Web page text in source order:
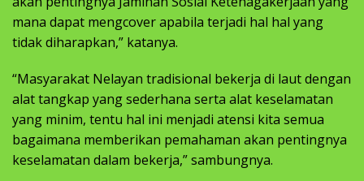
mana dapat mengcover apabila terjadi hal hal yang
tidak diharapkan,” katanya.
“Masyarakat Nelayan tradisional bekerja di laut dengan
alat tangkap yang sederhana serta alat keselamatan
yang minim, tentu hal ini menjadi atensi kita semua
bagaimana memberikan pemahaman akan pentingnya
keselamatan dalam bekerja,” sambungnya.